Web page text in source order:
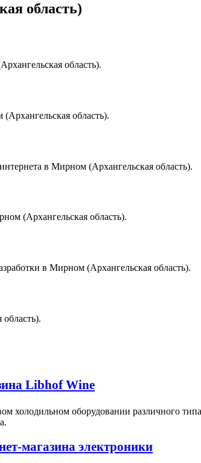
область)
область).
область).
в Мирном (Архангельская область).
(Архангельская область).
в Мирном (Архангельская область).
Libhof Wine
холодильном оборудовании различного
магазина электроники